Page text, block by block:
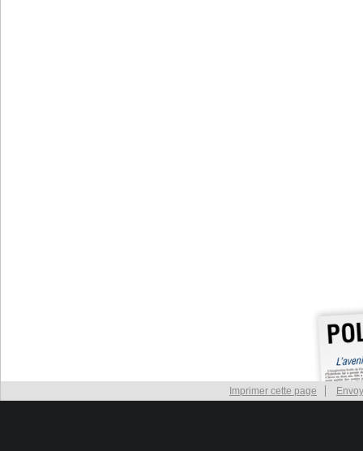
Imprimer cette page